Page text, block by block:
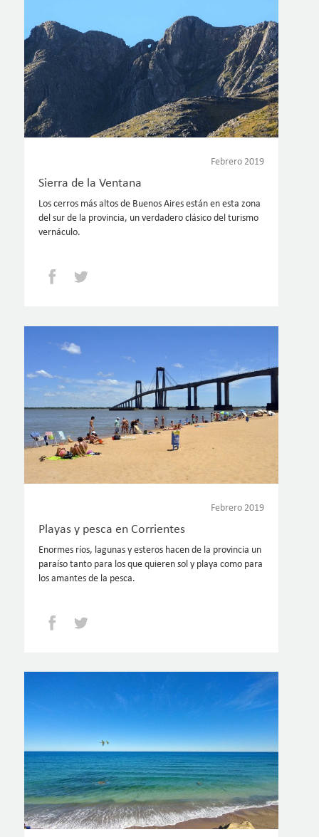
Febrero 2019
Sierra de la Ventana
Los cerros más altos de Buenos Aires están en esta zona
del sur de la provincia, un verdadero clásico del turismo
vernáculo.
Facebook
Febrero 2019
Playas y pesca en Corrientes
Enormes ríos, lagunas y esteros hacen de la provincia un
paraíso tanto para los que quieren sol y playa como para
los amantes de la pesca.
Facebook